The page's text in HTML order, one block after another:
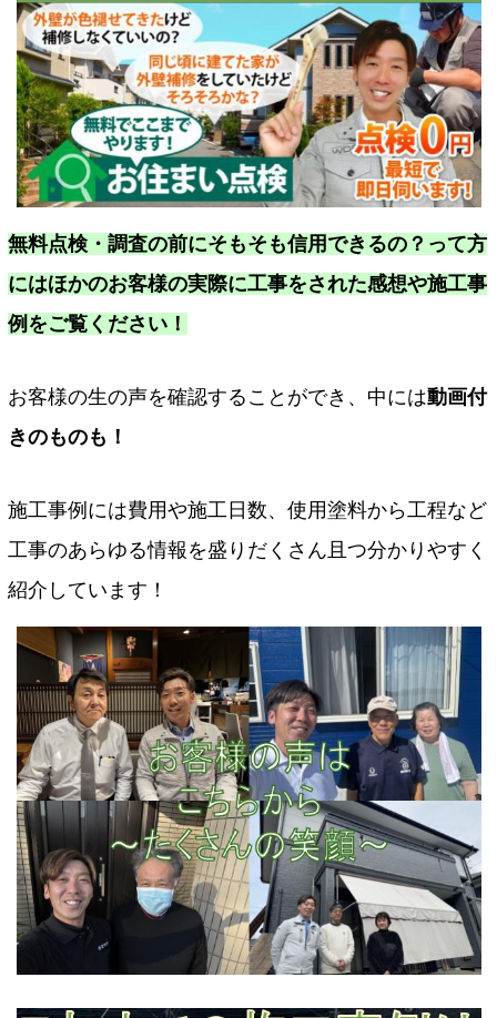
無料点検・調査の前にそもそも信用できるの？って方
にはほかのお客様の実際に工事をされた感想や施工事
例をご覧ください！
お客様の生の声を確認することができ、中には動画付
きのものも！
施工事例には費用や施工日数、使用塗料から工程など
工事のあらゆる情報を盛りだくさん且つ分かりやすく
紹介しています！